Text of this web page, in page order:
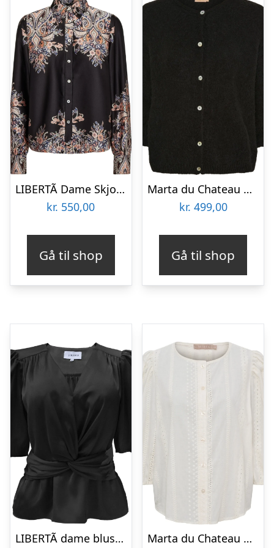
LIBERTÃ Dame Skjorte Wennise – Black Paisley
kr. 550,00
Gå til shop
Marta du Chateau dame strik MdcJuliana 2413 – Black
kr. 499,00
Gå til shop
LIBERTÃ dame bluse TIKI – Black Marta du Chateau dame bluse MdcValessia 58136M – CREME